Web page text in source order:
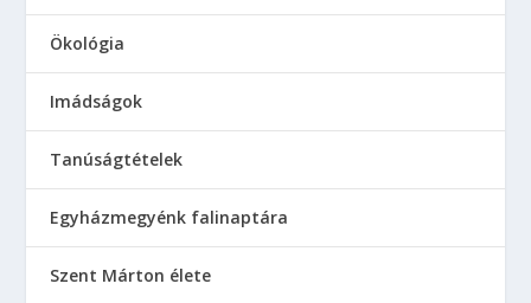
Ökológia
Imádságok
Tanúságtételek
Egyházmegyénk falinaptára
Szent Márton élete